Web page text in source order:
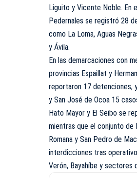
Liguito y Vicente Noble. En
Pedernales se registró 28
como La Loma, Aguas
y Ávila.
En las demarcaciones con
provincias Espaillat y
reportaron 17 detenciones,
y San José de Ocoa 15
Hato Mayor y El Seibo se
mientras que el conjunto de
Romana y San Pedro de
interdicciones tras
Verón, Bayahíbe y sectores